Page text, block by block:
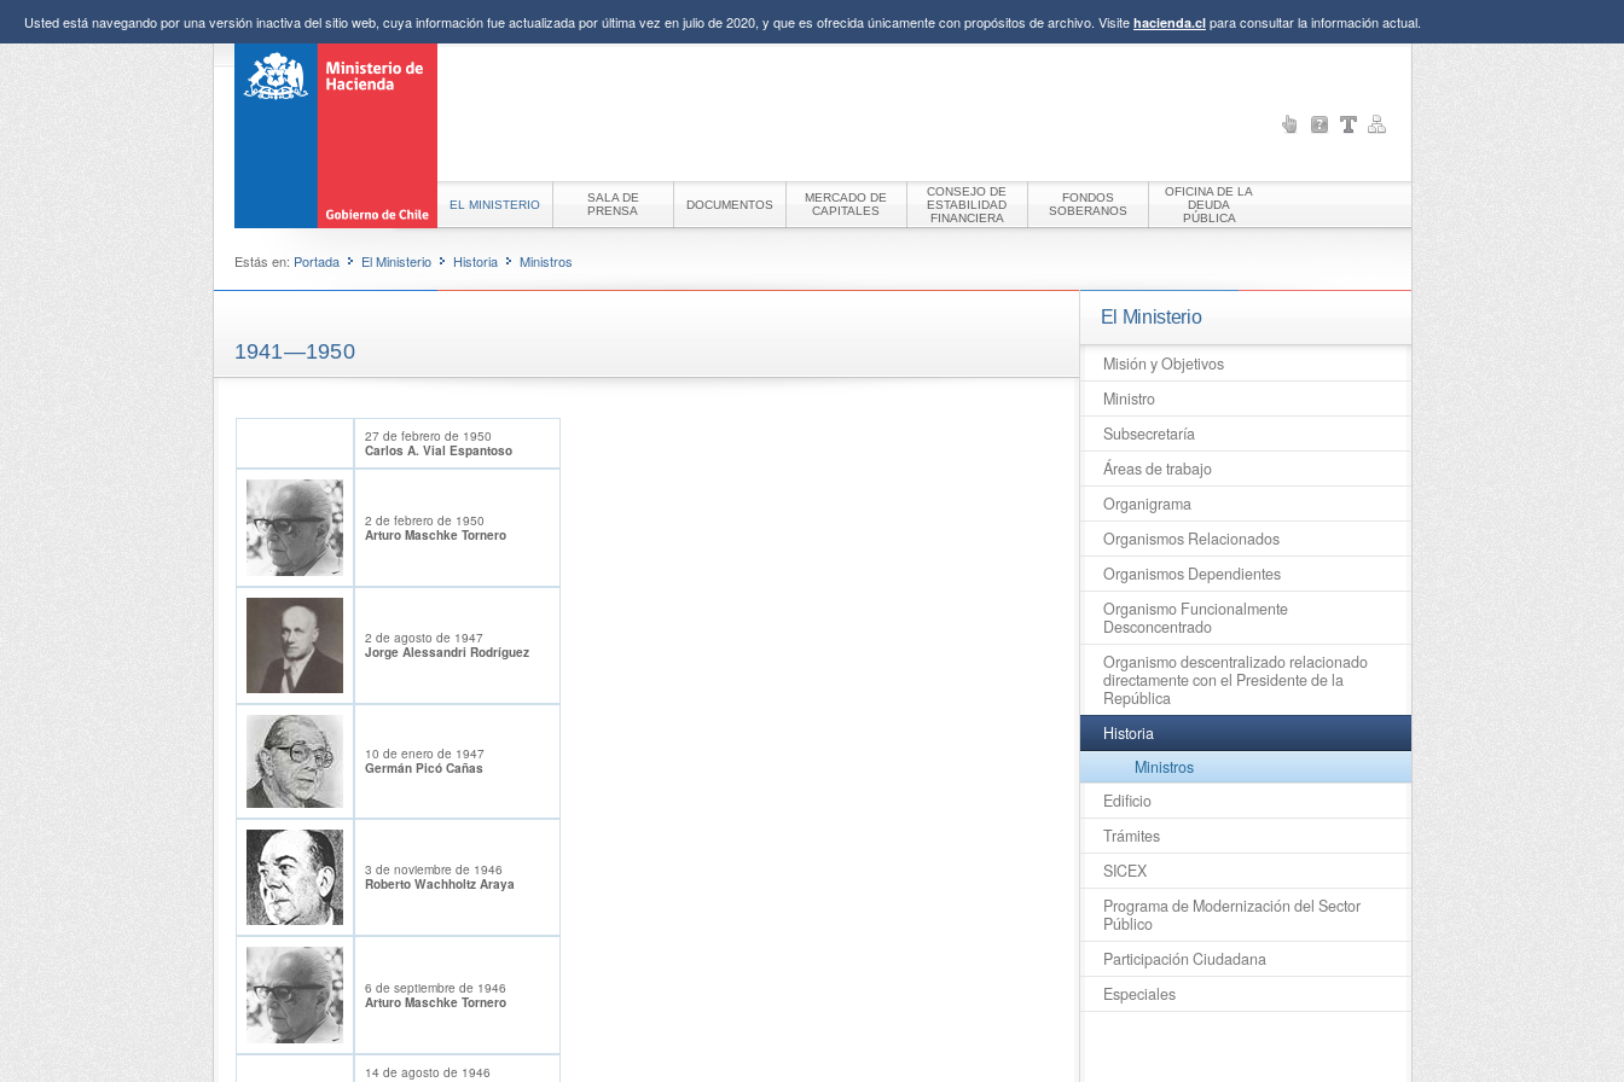
Usted está navegando por una versión inactiva del sitio web, cuya información fue actualizada por última vez en julio de 2020, y que es ofrecida únicamente con propósitos de archivo. Visite hacienda.cl para consultar la información actual.
EL MINISTERIO
SALA DE
PRENSA
DOCUMENTOS
MERCADO DE
CAPITALES
CONSEJO DE
ESTABILIDAD
FINANCIERA
FONDOS
SOBERANOS
OFICINA DE LA
DEUDA
PÚBLICA
Estás en: Portada El Ministerio Historia Ministros
El Ministerio
Misión y Objetivos
Ministro
Subsecretaría
Áreas de trabajo
Organigrama
Organismos Relacionados
Organismos Dependientes
Organismo Funcionalmente
Desconcentrado
Organismo descentralizado relacionado
directamente con el Presidente de la
República
Historia
Ministros
Edificio
Trámites
SICEX
Programa de Modernización del Sector
Público
Participación Ciudadana
Especiales
1941—1950
27 de febrero de 1950
Carlos A. Vial Espantoso
2 de febrero de 1950
Arturo Maschke Tornero
2 de agosto de 1947
Jorge Alessandri Rodríguez
10 de enero de 1947
Germán Picó Cañas
3 de noviembre de 1946
Roberto Wachholtz Araya
6 de septiembre de 1946
Arturo Maschke Tornero
14 de agosto de 1946